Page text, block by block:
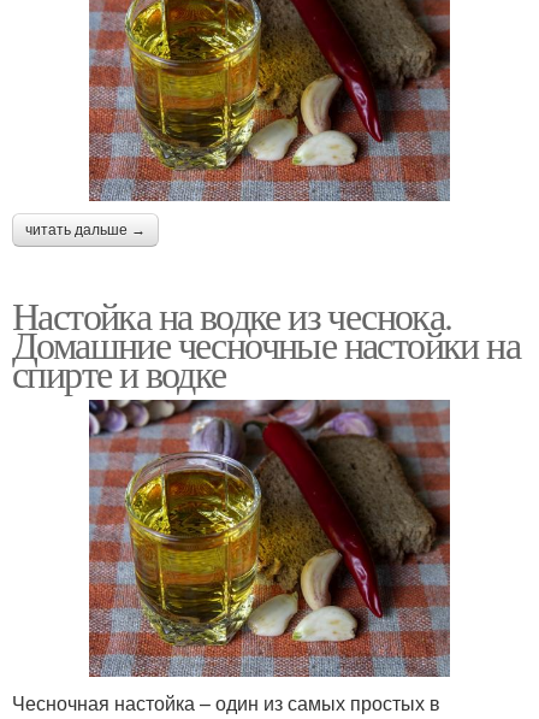
читать дальше →
Настойка на водке из чеснока.
Домашние чесночные настойки на
спирте и водке
Чесночная настойка – один из самых простых в